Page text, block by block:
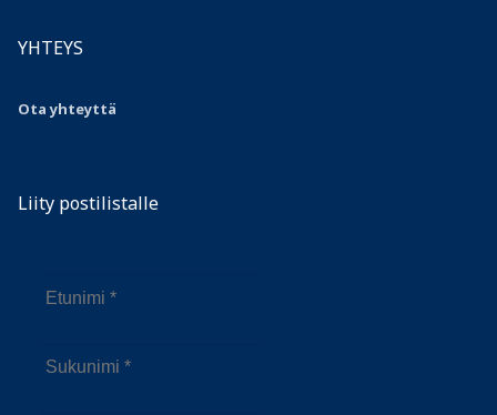
YHTEYS
Ota yhteyttä
Liity postilistalle